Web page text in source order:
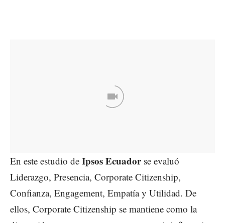
En este estudio de Ipsos Ecuador se evaluó
Liderazgo, Presencia, Corporate Citizenship,
Confianza, Engagement, Empatía y Utilidad. De
ellos, Corporate Citizenship se mantiene como la